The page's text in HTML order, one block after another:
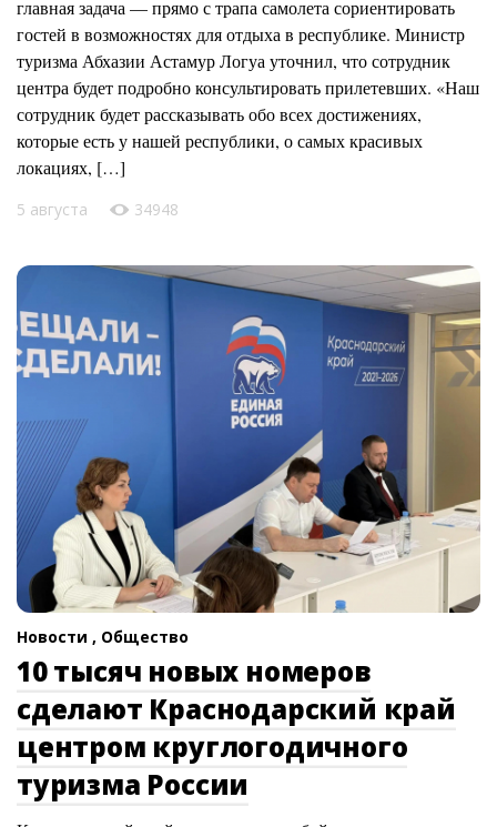
главная задача — прямо с трапа самолета сориентировать
гостей в возможностях для отдыха в республике. Министр
туризма Абхазии Астамур Логуа уточнил, что сотрудник
центра будет подробно консультировать прилетевших. «Наш
сотрудник будет рассказывать обо всех достижениях,
которые есть у нашей республики, о самых красивых
локациях, […]
5 августа 34948
Новости , Общество
10 тысяч новых номеров
сделают Краснодарский край
центром круглогодичного
туризма России